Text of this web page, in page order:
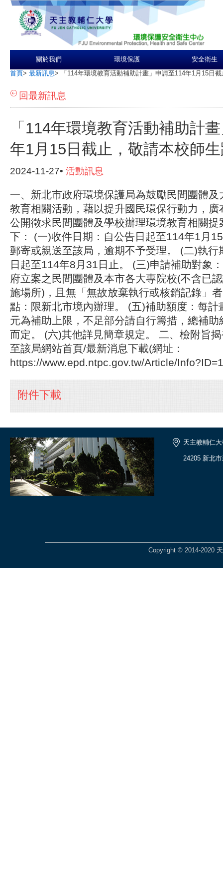
關於我們 環境保護 安全衛生
首頁> 最新訊息> 「114年環境教育活動補助計畫」申請至114年1月15日
回最新訊息
「114年環境教育活動補助計
年1月15日截止，敬請本校師
2024-11-27• 活動訊息
一、新北市政府環境保護局為鼓勵民間團體
教育相關活動，藉以提升國民環保行動力，廣
公開徵求民間團體及學校辦理環境教育相關提
下： (一)收件日期：自公告日起至114年1月
郵寄或親送至該局，逾期不予受理。 (二)執行
日起至114年8月31日止。 (三)申請補助對象
府立案之民間團體及本市各大專院校(不含已
施場所)，且無「無故放棄執行或核銷記錄」
點：限新北市境內辦理。 (五)補助額度：每計
元為補助上限，不足部分請自行籌措，總補
而定。 (六)其他詳見簡章規定。 二、檢附旨
至該局網站首頁/最新消息下載(網址：
https://www.epd.ntpc.gov.tw/Article/
附件下載
天主教輔仁
24205 新北
Copyright © 2014-2020